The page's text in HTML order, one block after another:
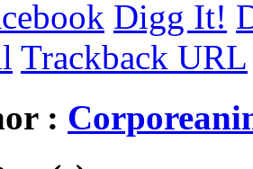
Digg It!
Trackback URL
: